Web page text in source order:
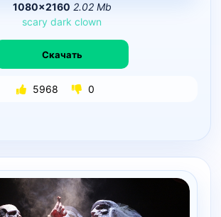
1080×2160 2.02 Mb
scary dark clown
Скачать
5968 0